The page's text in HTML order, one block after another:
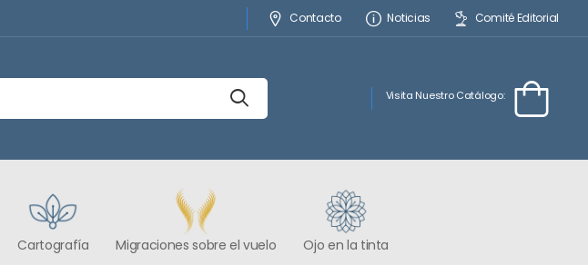
Contacto Noticias Comité Editorial
Visita Nuestro Catálogo:
Cartografía Migraciones sobre el vuelo Ojo en la tinta